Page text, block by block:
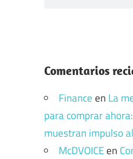
Comentarios
Financeen La
para comprar
muestran impulso
McDVOICEen